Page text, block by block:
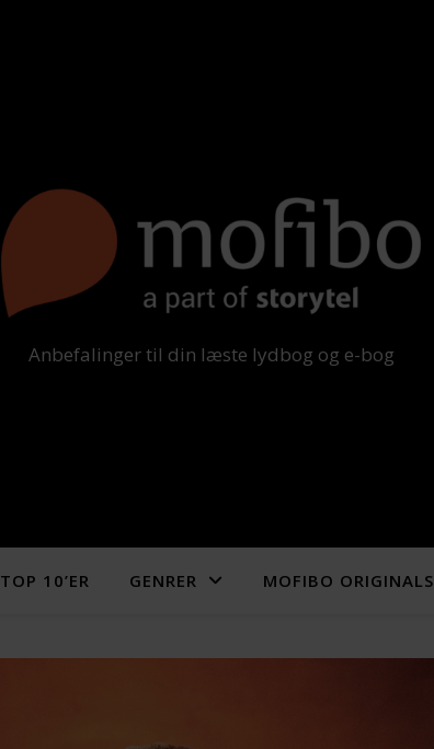
Anbefalinger til din læste lydbog og e-bog
TOP 10’ER GENRER MOFIBO ORIGINALS